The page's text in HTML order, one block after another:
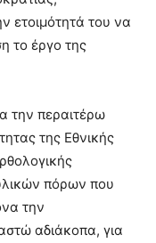
ετοιμότητά του να
το έργο της
την περαιτέρω
της Εθνικής
πόρων που
την
αδιάκοπα, για